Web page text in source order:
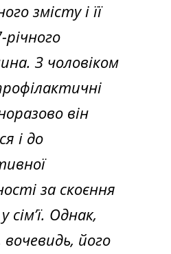
змісту і її
річного
З чоловіком
він
і до
за скоєння
сім’ї. Однак,
його